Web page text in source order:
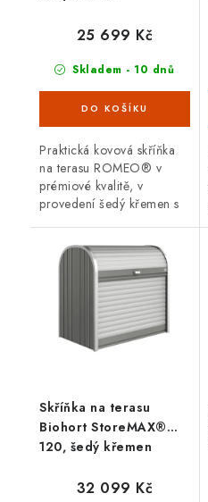
Skladem - 10 dnů
25 699 Kč
Praktická kovová skříňka
na terasu ROMEO® v
prémiové kvalitě, v
provedení šedý křemen s
57 cm. Moderní design,
bezpečnost,...
Skříňka na terasu
Biohort StoreMAX®
120, šedý křemen
32 099 Kč